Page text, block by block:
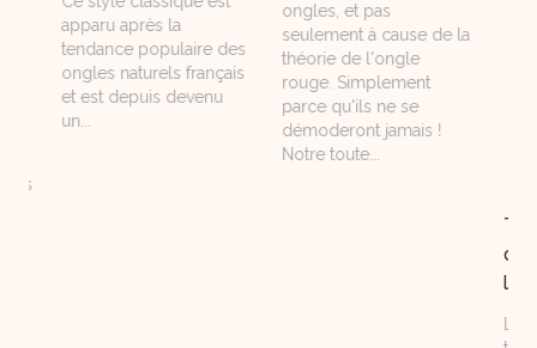
apparu après la
tendance populaire des
ongles naturels français
et est depuis devenu
ongles, et pas
seulement à cause de la
théorie de l'ongle
rouge. Simplement
parce qu'ils ne se
démoderont jamais !
Notre toute...